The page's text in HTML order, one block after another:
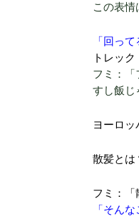
この表情
「回っ
トレッ
フミ：「
すし飯
ヨーロッ
散髪とは
フミ：「
「そん